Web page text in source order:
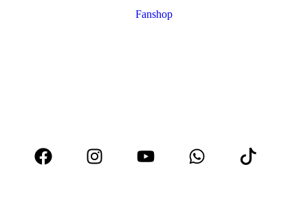
Fanshop